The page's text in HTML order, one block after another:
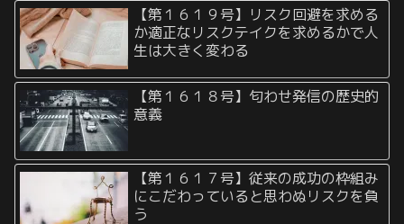
【第１６１９号】リスク回避を求める
か適正なリスクテイクを求めるかで人
生は大きく変わる
【第１６１８号】匂わせ発信の歴史的
意義
【第１６１７号】従来の成功の枠組み
にこだわっていると思わぬリスクを負
う